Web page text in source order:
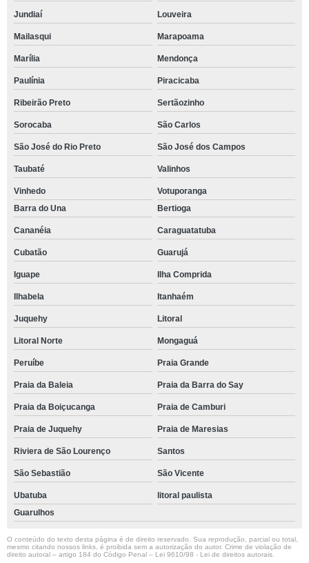
Jundiaí Louveira
Mailasqui Marapoama
Marília Mendonça
Paulínia Piracicaba
Ribeirão Preto Sertãozinho
Sorocaba São Carlos
São José do Rio Preto São José dos Campos
Taubaté Valinhos
Vinhedo
Votuporanga
Barra do Una
Bertioga
Cananéia Caraguatatuba
Cubatão Guarujá
Iguape Ilha Comprida
Ilhabela Itanhaém
Juquehy Litoral
Litoral Norte Mongaguá
Peruíbe Praia Grande
Praia da Baleia Praia da Barra do Say
Praia da Boiçucanga Praia de Camburi
Praia de Juquehy Praia de Maresias
Riviera de São Lourenço Santos
São Sebastião São Vicente
Ubatuba
litoral paulista
Guarulhos
O conteúdo do texto desta página é de direito reservado. Sua reprodução, parcial ou total,
mesmo citando nossos links, é proibida sem a autorização do autor. Crime de violação de
direito autoral – artigo 184 do Código Penal – Lei 9610/98 - Lei de direitos autorais